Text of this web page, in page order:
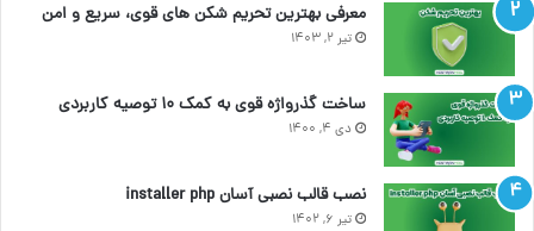
معرفی بهترین تحریم شکن های قوی، سریع و امن
تیر ۲, ۱۴۰۳
ساخت گذرواژه قوی به کمک ۱۰ توصیه کاربردی
دی ۴, ۱۴۰۰
نصب قالب نصبی آسان installer php
تیر ۶, ۱۴۰۲